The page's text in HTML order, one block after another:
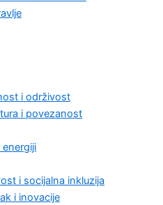
i održivost
i povezanost
i socijalna inkluzija
i inovacije